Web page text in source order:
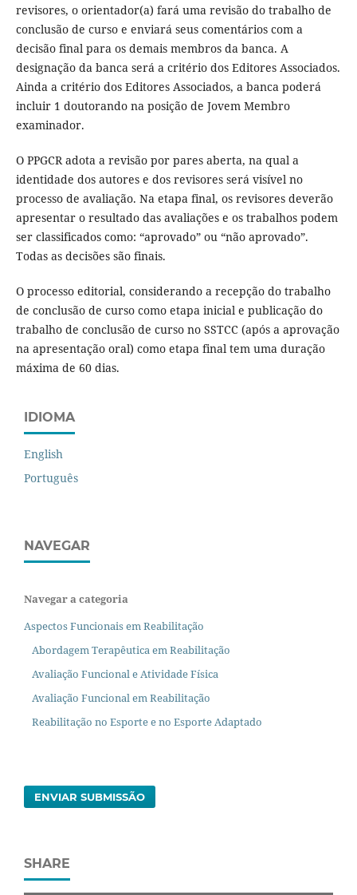
revisores, o orientador(a) fará uma revisão do trabalho de
conclusão de curso e enviará seus comentários com a
decisão final para os demais membros da banca. A
designação da banca será a critério dos Editores Associados.
Ainda a critério dos Editores Associados, a banca poderá
incluir 1 doutorando na posição de Jovem Membro
examinador.
O PPGCR adota a revisão por pares aberta, na qual a
identidade dos autores e dos revisores será visível no
processo de avaliação. Na etapa final, os revisores deverão
apresentar o resultado das avaliações e os trabalhos podem
ser classificados como: “aprovado” ou “não aprovado”.
Todas as decisões são finais.
O processo editorial, considerando a recepção do trabalho
de conclusão de curso como etapa inicial e publicação do
trabalho de conclusão de curso no SSTCC (após a aprovação
na apresentação oral) como etapa final tem uma duração
máxima de 60 dias.
IDIOMA
English
Português
NAVEGAR
Navegar a categoria
Aspectos Funcionais em Reabilitação
Abordagem Terapêutica em Reabilitação
Avaliação Funcional e Atividade Física
Avaliação Funcional em Reabilitação
Reabilitação no Esporte e no Esporte Adaptado
ENVIAR SUBMISSÃO
SHARE